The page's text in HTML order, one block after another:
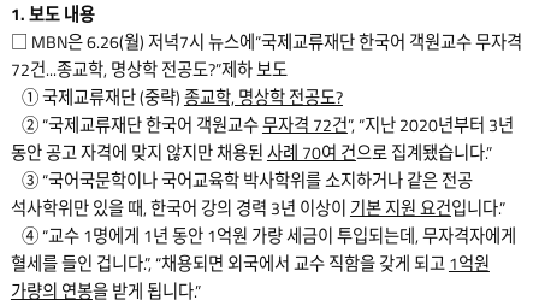
1. 보도 내용
□ MBN은 6.26(월) 저녁7시 뉴스에“국제교류재단 한국어 객원교수 무자격
72건...종교학, 명상학 전공도?”제하 보도
① 국제교류재단 (중략)종교학, 명상학 전공도?
② “국제교류재단 한국어 객원교수무자격 72건”, “지난 2020년부터 3년
동안 공고 자격에 맞지 않지만 채용된사례 70여 건으로 집계됐습니다.”
③ “국어국문학이나 국어교육학 박사학위를 소지하거나 같은 전공
석사학위만 있을 때, 한국어 강의 경력 3년 이상이 기본 지원 요건입니다.”
④ “교수 1명에게 1년 동안 1억원 가량 세금이 투입되는데, 무자격자에게
혈세를 들인 겁니다.”, “채용되면 외국에서 교수 직함을 갖게 되고1억원
가량의 연봉을 받게 됩니다.”